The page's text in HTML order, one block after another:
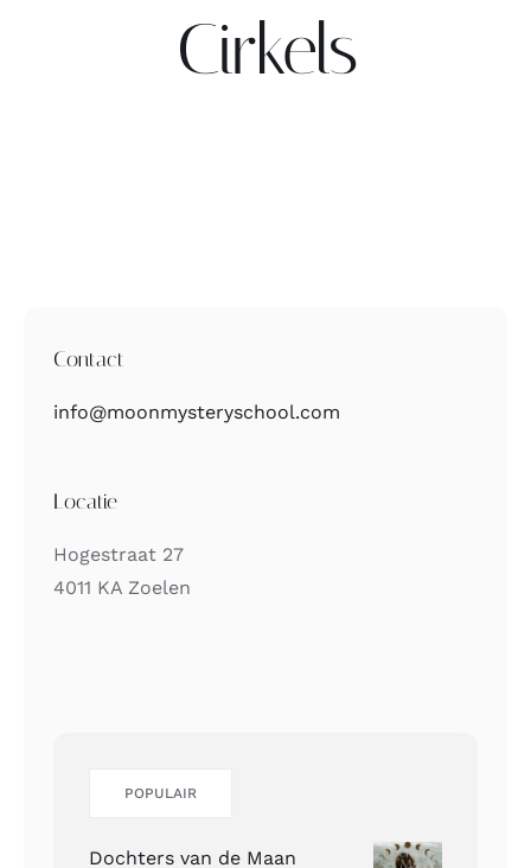
Contact
Cirkels
Contact
info@moonmysteryschool.com
Locatie
Hogestraat 27
4011 KA Zoelen
POPULAIR
Dochters van de Maan